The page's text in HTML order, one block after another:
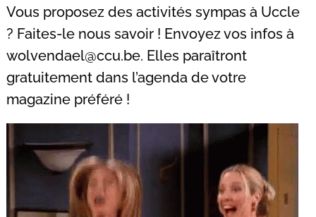
Vous proposez des activités sympas à Uccle
? Faites-le nous savoir ! Envoyez vos infos à
wolvendael@ccu.be. Elles paraîtront
gratuitement dans l’agenda de votre
magazine préféré !
Recherche
pour
: